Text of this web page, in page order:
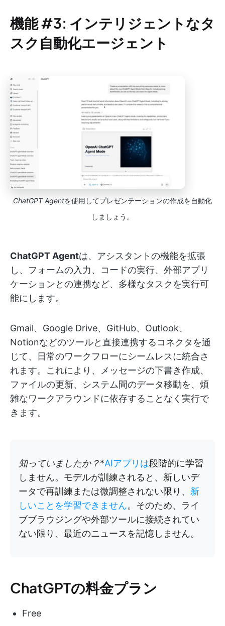
機能 #3: インテリジェントなタ
スク自動化エージェント
ChatGPT Agentを使用してプレゼンテーションの作成を自動化
しましょう。
ChatGPT Agentは、アシスタントの機能を拡張
し、フォームの入力、コードの実行、外部アプリ
ケーションとの連携など、多様なタスクを実行可
能にします。
Gmail、Google Drive、GitHub、Outlook、
Notionなどのツールと直接連携するコネクタを通
じて、日常のワークフローにシームレスに統合さ
れます。これにより、メッセージの下書き作成、
ファイルの更新、システム間のデータ移動を、煩
雑なワークアラウンドに依存することなく実行で
きます。
知っていましたか？*AIアプリは段階的に学習
しません。モデルが訓練されると、新しいデ
ータで再訓練または微調整されない限り、 新
しいことを学習できません。そのため、ライ
ブブラウジングや外部ツールに接続されてい
ない限り、最近のニュースを記憶しません。
ChatGPTの料金プラン
Free